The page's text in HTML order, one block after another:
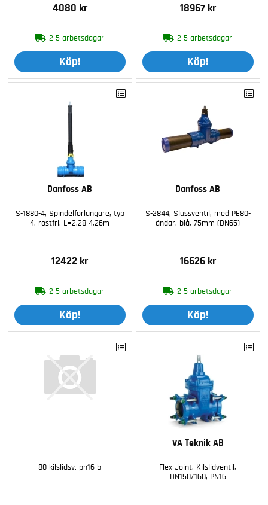
4080 kr
2-5 arbetsdagar
Köp!
18967 kr
2-5 arbetsdagar
Köp!
Danfoss AB
S-1880-4, Spindelförlängare, typ
4, rostfri, L=2,28-4,26m
12422 kr
2-5 arbetsdagar
Köp!
Danfoss AB
S-2844, Slussventil, med PE80-
ändar, blå, 75mm (DN65)
16626 kr
2-5 arbetsdagar
Köp!
80 kilslidsv. pn16 b
VA Teknik AB
Flex Joint, Kilslidventil,
DN150/160, PN16